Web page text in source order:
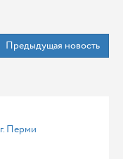
Предыдущая новость
Перми